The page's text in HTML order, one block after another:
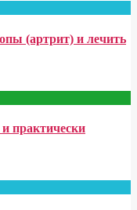
(артрит) и лечить
практически